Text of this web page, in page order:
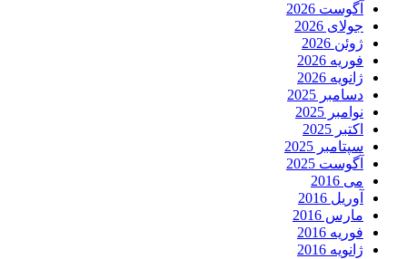
آگوست 2026
جولای 2026
ژوئن 2026
فوریه 2026
ژانویه 2026
دسامبر 2025
نوامبر 2025
اکتبر 2025
سپتامبر 2025
آگوست 2025
می 2016
آوریل 2016
مارس 2016
فوریه 2016
ژانویه 2016